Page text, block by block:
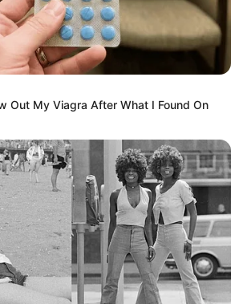
Out My Viagra After What I Found On